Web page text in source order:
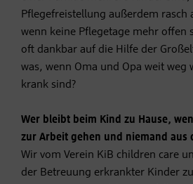
Pflegefreistellung außerdem rasch
wenn keine Pflegetage mehr offen
oft dankbar auf die Hilfe der
was, wenn Oma und Opa weit weg
krank sind?
Wer bleibt beim Kind zu Hause,
zur Arbeit gehen und niemand aus
Wir vom Verein KiB children care
der Betreuung erkrankter Kinder